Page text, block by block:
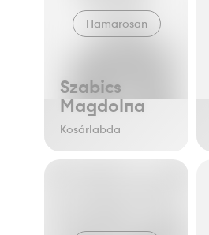
Szabics
Magdolna
Kosárlabda
Hamarosan